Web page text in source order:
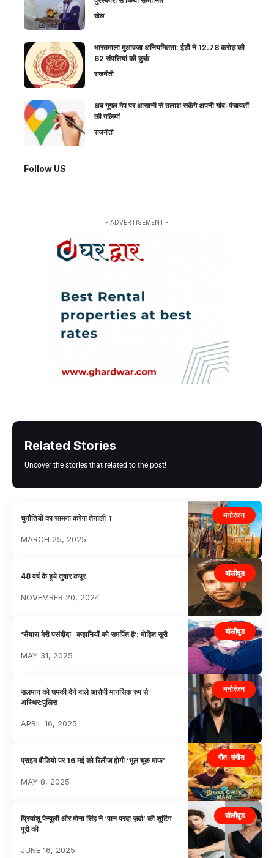
खेल
भारतमाला मुआवजा अनियमितता: ईडी ने 12.78 करोड़ की
62 संपत्तियां की कुर्क
राजनीती
अब गूगल मैप पर आसानी से तलाश सकेंगे अपनी गांव-पंचायतों
की गलियां
राजनीती
Follow US
- ADVERTISEMENT -
Related Stories
Uncover the stories that related to the post!
मनोरंजन
चुनौतियों का सामना करेगा तेनाली ा
MARCH 25, 2025
बॉलीवुड
48 वर्ष के हुये तुषार कपूर
NOVEMBER 20, 2024
बॉलीवुड
‘सैयारा मेरी पसंदीदा कहानियों को समर्पित है’: मोहित सूरी
MAY 31, 2025
मनोरंजन
सलमान को धमकी देने वाले आरोपी मानसिक रुप से
अस्थिर:पुलिस
APRIL 16, 2025
गीत-संगीत
प्राइम वीडियो पर 16 मई को रिलीज होगी ‘भूल चूक माफ’
MAY 8, 2025
बॉलीवुड
प्रियांशु पेन्युली और मोना सिंह ने ‘पान परदा ज़र्दा’ की शूटिंग
पूरी की
JUNE 16, 2025